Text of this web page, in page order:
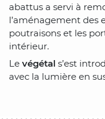
abattus a servi à
l’aménagement des
poutraisons et les
intérieur.
Le végétal s’est
avec la lumière en